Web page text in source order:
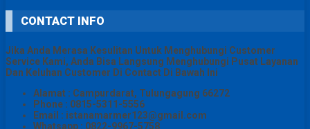
CONTACT INFO
Jika Anda Merasa Kesulitan Untuk Menghubungi Customer
Service Kami, Anda Bisa Langsung Menghubungi Pusat Layanan
Dan Keluhan Customer Di Contact Di Bawah Ini
Alamat : Campurdarat, Tulungagung 66272
Phone : 0815-5311-5556
Email : istanamarmer123@gmail.com
Whatsapp : 0822-9967-5758